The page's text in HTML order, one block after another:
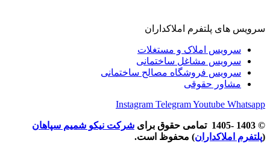
سرویس های پلتفرم املاکداران
سرویس املاک و مستغلات
سرویس مشاغل ساختمانی
سرویس فروشگاه مصالح ساختمانی
مشاور حقوقی
Instagram TelegramYoutube Whatsapp
© 1403 -1405 تمامی حقوق برای
شرکت نیکو شمیم سپاهان
(پلتفرم املاکداران) محفوظ است.